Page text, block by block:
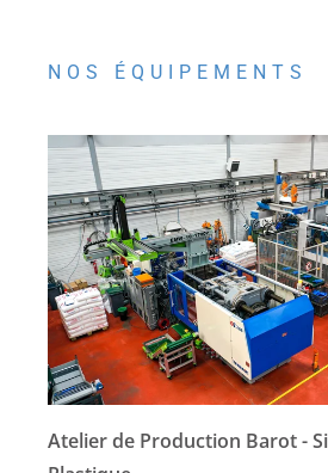
NOS ÉQUIPEMENTS
Atelier de Production Barot -